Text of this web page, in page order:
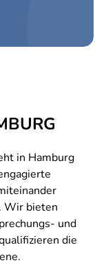
in Hamburg
Wir bieten
und
die